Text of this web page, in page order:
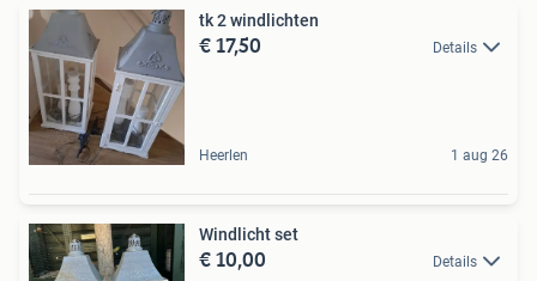
tk 2 windlichten
€ 17,50 Details
Heerlen 1 aug 26
Windlicht set
€ 10,00 Details